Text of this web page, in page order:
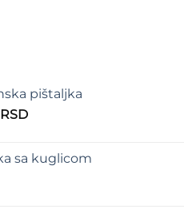
pištaljka
RSDRaspon
100 RSD
sa kuglicom